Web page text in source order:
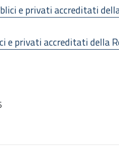
e privati accreditati
e privati accreditati della